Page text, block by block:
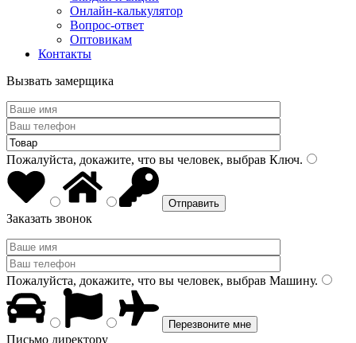
Онлайн-калькулятор
Вопрос-ответ
Оптовикам
Контакты
Вызвать замерщика
Пожалуйста, докажите, что вы человек, выбрав Ключ.
Заказать звонок
Пожалуйста, докажите, что вы человек, выбрав Машину.
Письмо директору